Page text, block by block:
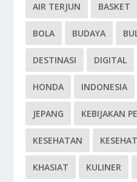
AIR TERJUN BASKET
BOLA BUDAYA
DESTINASI DIGITAL
HONDA INDONESIA
JEPANG KEBIJAKAN
KESEHATAN
KHASIAT KULINER